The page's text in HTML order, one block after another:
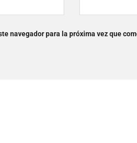
navegador para la próxima vez que